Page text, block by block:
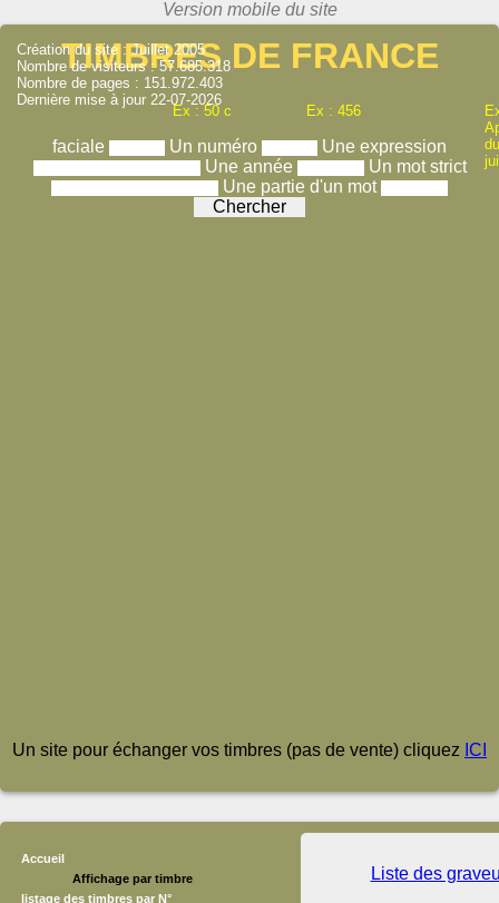
TIMBRES DE FRANCE
Ex : 50 c Ex : 456
faciale Un numéro
Une expression
Une année
Un mot strict
Une partie d'un mot
Création du site : Juillet 2005
Nombre de visiteurs : 57.685.318
Nombre de pages : 151.972.403
Dernière mise à jour 22-07-2026
Un site pour échanger vos timbres (pas de vente) cliquez ICI
Accueil
Affichage par timbre
listage des timbres par N°
Liste des